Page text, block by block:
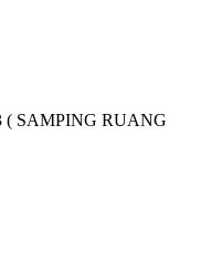
( SAMPING RUANG